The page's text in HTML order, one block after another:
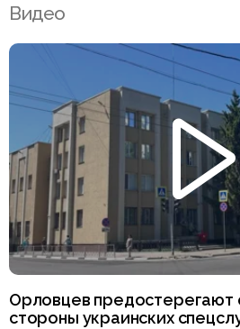
Видео
Орловцев предостерегают
стороны украинских